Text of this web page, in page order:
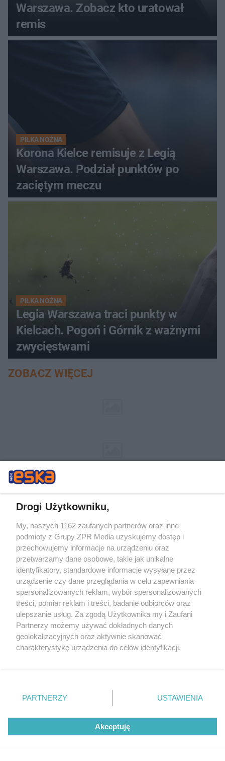
Warszawa. Zobacz kto uratował
remis
PIŁKA NOŻNA
Korona Kielce remisuje z Legią
Warszawa. Podział punktów po
zaciętym meczu
PIŁKA NOŻNA
Legia Warszawa traci punkty w
Kielcach. Pogoń i Górnik z ważnymi
zwycięstwami
ZOBACZ WIĘCEJ
eksploatacji w jakiejkolwiek formie, włącznie z umieszczaniem w
Internecie bez pisemnej zgody właściciela praw. Jakiekolwiek użycie lub
wykorzystanie utworów w całości lub w części z naruszeniem prawa,
Drogi Użytkowniku,
My, naszych 1162 zaufanych partnerów oraz inne
podmioty z Grupy ZPR Media uzyskujemy dostęp i
przechowujemy informacje na urządzeniu oraz
przetwarzamy dane osobowe, takie jak unikalne
identyfikatory, standardowe informacje wysyłane przez
urządzenie czy dane przeglądania w celu zapewniania
spersonalizowanych reklam, wybór spersonalizowanych
treści, pomiar reklam i treści, badanie odbiorców oraz
ulepszanie usług. Za zgodą Użytkownika my i Zaufani
Partnerzy możemy używać dokładnych danych
geolokalizacyjnych oraz aktywnie skanować
charakterystykę urządzenia do celów identyfikacji.
zmienić/wycofać klikając przycisk ustawień prywatności
znajdujący się w lewym dolnym rogu strony
rodzaje przetwarzania danych nie wymagają zgody
użytkownika, ale masz prawo sprzeciwić się takiemu
przetwarzaniu. Preferencje będą miały zastosowanie tylko
PARTNERZY USTAWIENIA
Akceptuję